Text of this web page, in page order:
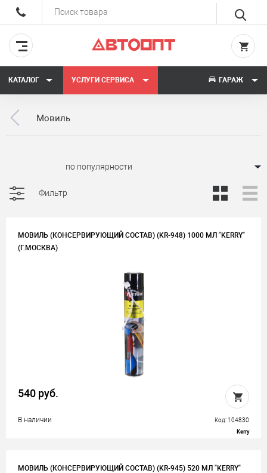
КАТАЛОГ УСЛУГИ СЕРВИСА ГАРАЖ
Мовиль
Фильтр
МОВИЛЬ (КОНСЕРВИРУЮЩИЙ СОСТАВ) (KR-948) 1000 МЛ "KERRY"
(Г.МОСКВА)
540 руб.
В наличии Код: 104830
Kerry
МОВИЛЬ (КОНСЕРВИРУЮЩИЙ СОСТАВ) (KR-945) 520 МЛ "KERRY"